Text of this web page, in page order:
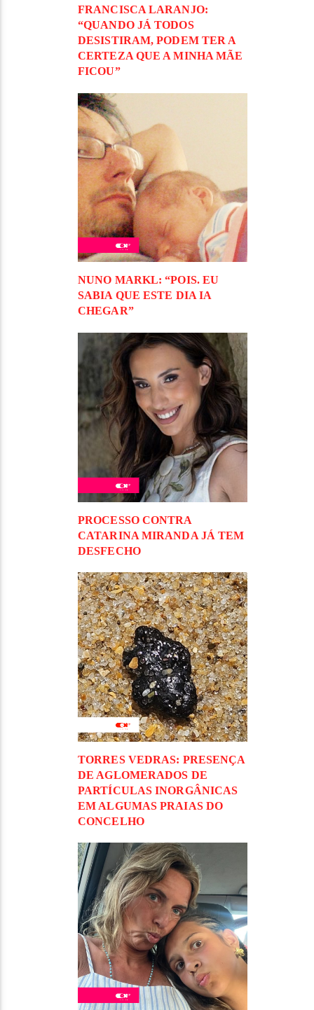
FRANCISCA LARANJO:
“QUANDO JÁ TODOS
DESISTIRAM, PODEM TER A
CERTEZA QUE A MINHA MÃE
FICOU”
NUNO MARKL: “POIS. EU
SABIA QUE ESTE DIA IA
CHEGAR”
PROCESSO CONTRA
CATARINA MIRANDA JÁ TEM
DESFECHO
TORRES VEDRAS: PRESENÇA
DE AGLOMERADOS DE
PARTÍCULAS INORGÂNICAS
EM ALGUMAS PRAIAS DO
CONCELHO